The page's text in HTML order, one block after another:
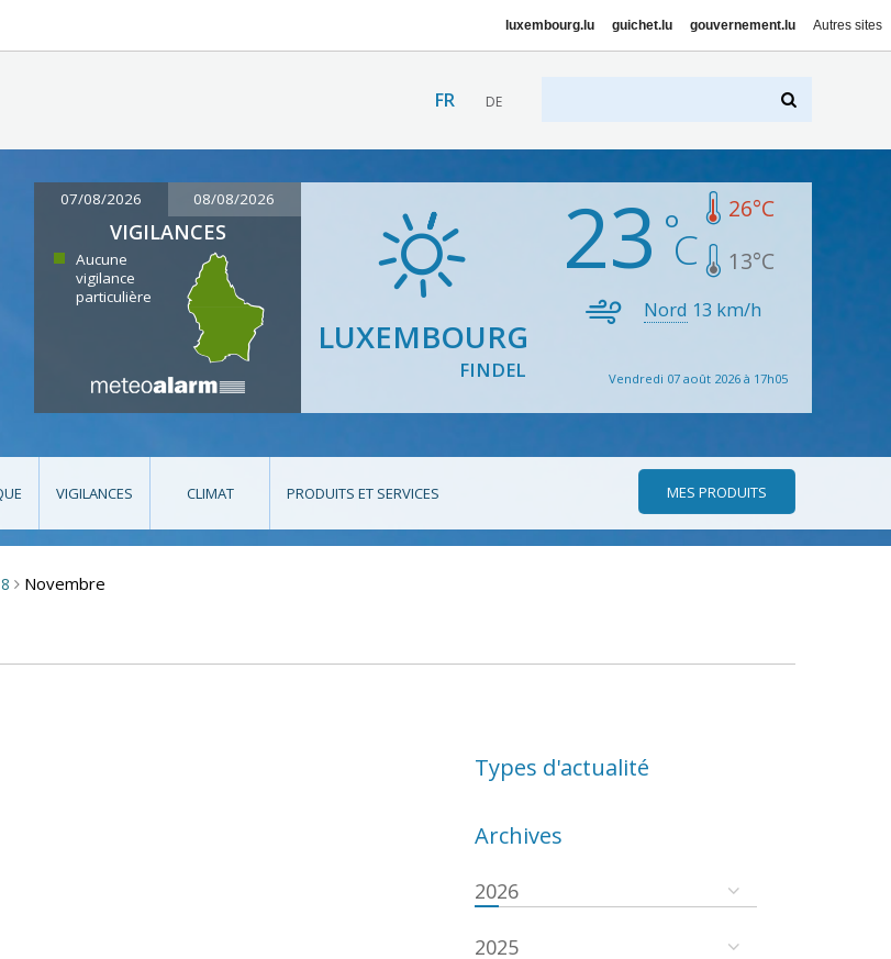
luxembourg.lu guichet.lu gouvernement.lu Autres sites
FR DE
07/08/2026 08/08/2026
VIGILANCES
Aucune
vigilance
particulière
LUXEMBOURG
FINDEL
23 26°C
13°C
Nord 13 km/h
Vendredi 07 août 2026 à 17h05
VIGILANCES CLIMAT PRODUITS ET SERVICES MES PRODUITS
> Novembre
Types d'actualité
Archives
2026
2025